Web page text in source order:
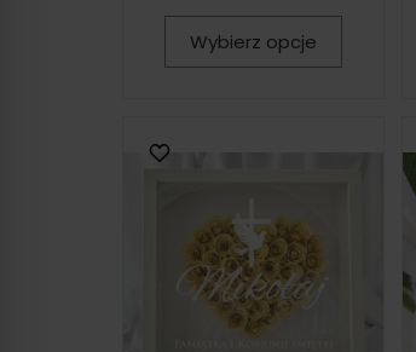
Wybierz opcje